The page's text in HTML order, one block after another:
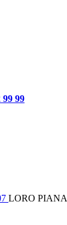
99 99
LORO PIANA